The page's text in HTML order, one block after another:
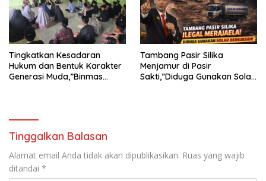
TANJUNG KARANG.
Tingkatkan Kesadaran
Hukum dan Bentuk Karakter
Generasi Muda,”Binmas
Tambang Pasir Silika
Menjamur di Pasir
Sakti,”Diduga Gunakan Solar
Tinggalkan Balasan
Alamat email Anda tidak akan dipublikasikan. Ruas yang wajib
ditandai *